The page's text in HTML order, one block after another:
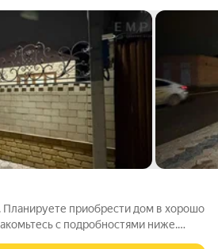
приобрести дом в хорошо
с подробностями ниже.